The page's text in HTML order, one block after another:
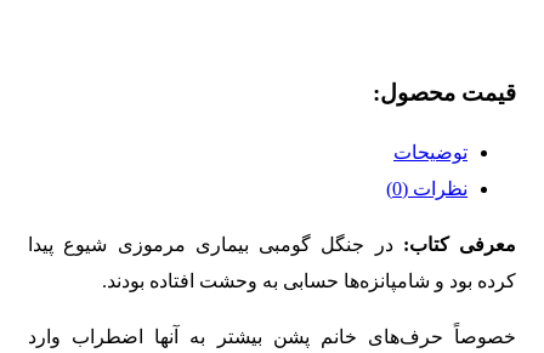
قیمت محصول:​
توضیحات
نظرات (0)
معرفی کتاب:در جنگل گومبی بیماری مرموزی شیوع پیدا
کرده بود و شامپانزه‌ها حسابی به وحشت افتاده بودند.
خصوصاً حرف‌های خانم پشن بیشتر به آنها اضطراب وارد